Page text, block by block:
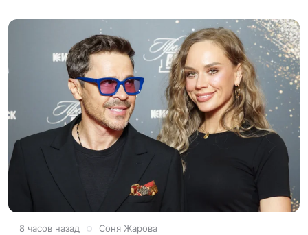
8 часов назад Соня Жарова